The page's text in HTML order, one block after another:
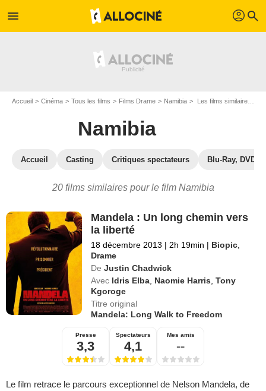
menu profil search
Accueil Cinéma Tous les films Films Drame Namibia Les films similaires à "Namibia"
Namibia
Accueil Casting Critiques spectateurs Blu-Ray, DVD
20 films similaires pour le film Namibia
Mandela : Un long chemin vers
la liberté
18 décembre 2013 | 2h 19min | Biopic
Drame
De Justin Chadwick
Avec Idris Elba Naomie Harris ,Tony
Kgoroge
Titre original
Mandela: Long Walk to Freedom
Presse
3,3
Spectateurs
4,1
Mes amis
--
Le film retrace le parcours exceptionnel de Nelson Mandela, de